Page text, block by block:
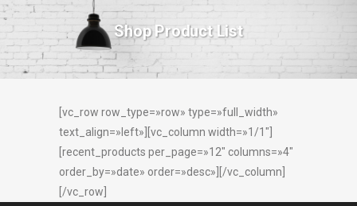
Shop Product List
[vc_row row_type=»row» type=»full_width»
text_align=»left»][vc_column width=»1/1″]
[recent_products per_page=»12″ columns=»4″
order_by=»date» order=»desc»][/vc_column]
[/vc_row]